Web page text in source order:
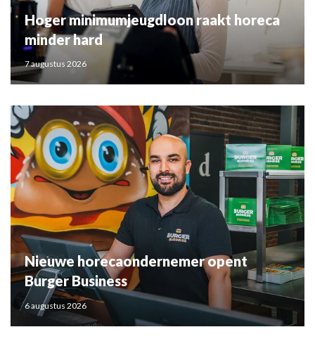
Hoger minimumjeugdloon raakt horeca
minder hard
7 augustus 2026
Nieuwe horecaondernemer opent
Burger Business
6 augustus 2026